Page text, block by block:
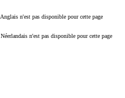
Anglais n'est pas disponible pour cette page
Néerlandais n'est pas disponible pour cette page